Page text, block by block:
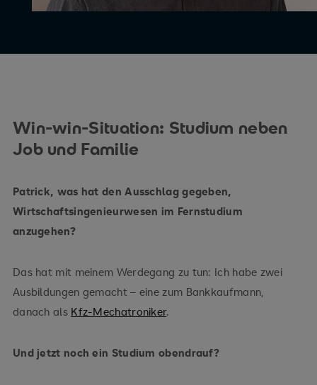
Win-win-Situation: Studium neben
Job und Familie
Patrick, was hat den Ausschlag gegeben,
Wirtschaftsingenieurwesen im Fernstudium
anzugehen?
Das hat mit meinem Werdegang zu tun: Ich habe zwei
Ausbildungen gemacht – eine zum Bankkaufmann,
danach als Kfz-Mechatroniker.
Und jetzt noch ein Studium obendrauf?